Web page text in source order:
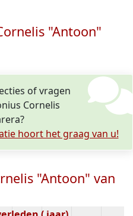
"Antoon"
of vragen
Cornelis
hoort het graag van u!
"Antoon" van